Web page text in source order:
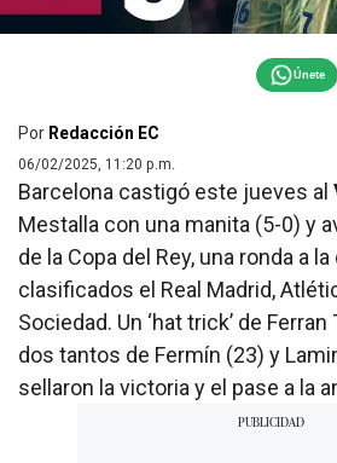
Por Redacción EC
06/02/2025, 11:20 p.m.
Barcelona castigó este jueves al
Mestalla con una manita (5-0) y
de la Copa del Rey, una ronda a
clasificados el Real Madrid,
Sociedad. Un ‘hat trick’ de
dos tantos de Fermín (23) y
sellaron la victoria y el pase a la